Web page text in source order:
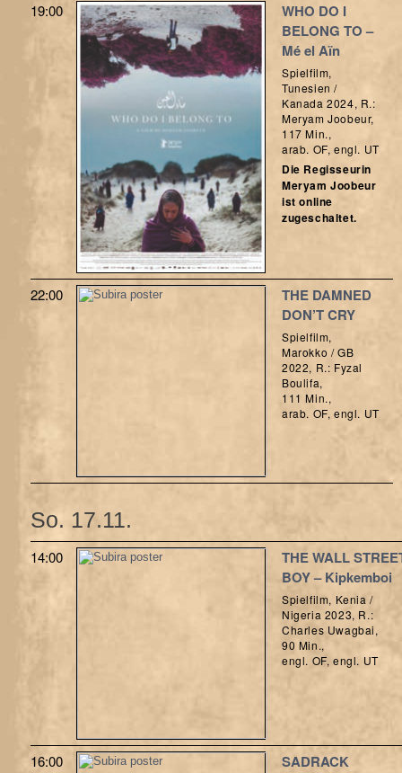
19:00
WHO DO I
BELONG TO –
Mé el Aïn
Spielfilm,
Tunesien /
Kanada 2024, R.:
Meryam Joobeur,
117 Min.,
arab. OF, engl. UT
Die Regisseurin
Meryam Joobeur
ist online
zugeschaltet.
22:00
THE DAMNED
DON’T CRY
Spielfilm,
Marokko / GB
2022, R.: Fyzal
Boulifa,
111 Min.,
arab. OF, engl. UT
So. 17.11.
14:00
THE WALL
BOY – Kipkemboi
Spielfilm, Kenia /
Nigeria 2023, R.:
Charles Uwagbai,
90 Min.,
engl. OF, engl. UT
16:00 SADRACK